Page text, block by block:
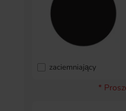
zaciemniający
*